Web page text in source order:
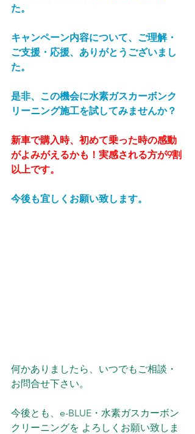
た。
キャンペーン内容について、ご理解・
ご支援・応援、ありがとうございまし
た。
是非、この機会に水素ガスカーボンク
リーニング施工を試してみませんか？
新車で購入時、初めて乗った時の感動
がよみがえるかも！実感される方が9割
以上です。
今後も宜しくお願い致します。
何かありましたら、いつでもご相談・
お問合せ下さい。
今後とも、e-BLUE・水素ガスカーボン
クリーニングを よろしくお願い致しま